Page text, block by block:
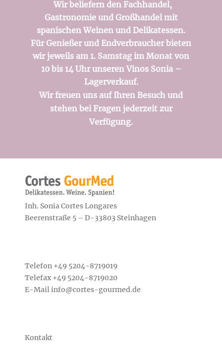
Wir beliefern den Fachhandel,
Gastronomie und Großhandel mit
spanischen Weinen und Delikatessen.
Für Genießer und Endverbraucher bieten
wir jeweils am 1. Samstag im Monat von
10 bis 14 Uhr unseren Vinos Sonia –
Lagerverkauf.
Wir freuen uns auf Ihren Besuch und
stehen bei Fragen jederzeit zur
Verfügung.
Inh. Sonia Cortes Longares
Beerenstraße 5 – D-33803 Steinhagen
Telefon +49 5204-8719019
Telefax +49 5204-8719020
E-Mailinfo@cortes-gourmed.de
Kontakt